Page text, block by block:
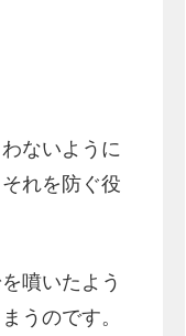
ないように
れを防ぐ役
噴いたよう
うのです。